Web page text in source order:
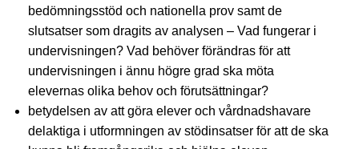
bedömningsstöd och nationella prov samt de
slutsatser som dragits av analysen – Vad fungerar i
undervisningen? Vad behöver förändras för att
undervisningen i ännu högre grad ska möta
elevernas olika behov och förutsättningar?
betydelsen av att göra elever och vårdnadshavare
delaktiga i utformningen av stödinsatser för att de ska